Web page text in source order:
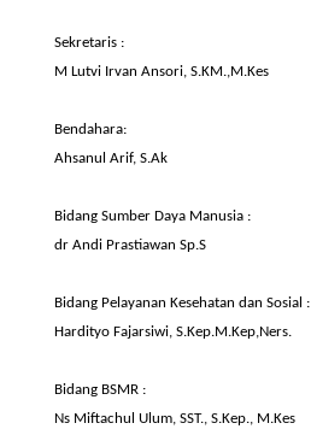
Sekretaris :
M Lutvi Irvan Ansori, S.KM.,M.Kes
Bendahara:
Ahsanul Arif, S.Ak
Bidang Sumber Daya Manusia :
dr Andi Prastiawan Sp.S
Bidang Pelayanan Kesehatan dan Sosial :
Hardityo Fajarsiwi, S.Kep.M.Kep,Ners.
Bidang BSMR :
Ns Miftachul Ulum, SST., S.Kep., M.Kes